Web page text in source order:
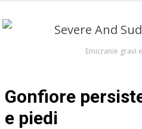
Emicranie gravi
Gonfiore
e piedi